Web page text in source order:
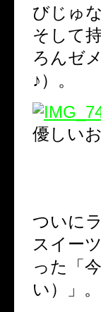
びじゅ
そして
ろんゼ
♪）。
優しい
ついに
スイー
った「
い）」。